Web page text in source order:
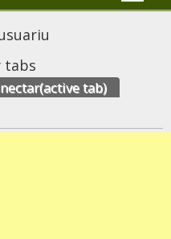
tabs
(active tab)